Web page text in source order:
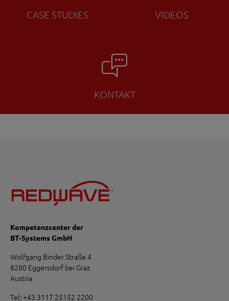
CASE STUDIES VIDEOS
KONTAKT
Kompetenzcenter der
BT-Systems GmbH
Wolfgang Binder Straße 4
8200 Eggersdorf bei Graz
Austria
Tel:+43 3117 25152 2200